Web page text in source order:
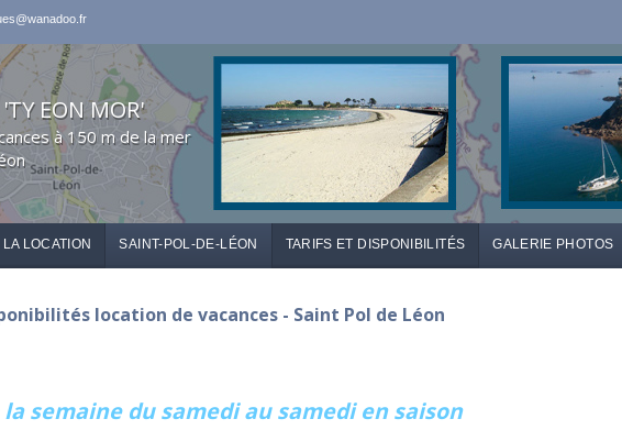
EON MOR'
à 150 m de la mer
LA LOCATION SAINT-POL-DE-LÉON TARIFS ET DISPONIBILITÉS GALERIE PHOTOS
location de vacances - Saint Pol de Léon
semaine du samedi au samedi en saison